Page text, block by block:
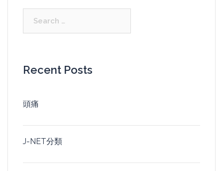
for:
Recent Posts
頭痛
J-NET分類